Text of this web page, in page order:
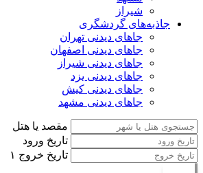
شیراز
جاذبه‌های گردشگری
جاهای دیدنی تهران
جاهای دیدنی اصفهان
جاهای دیدنی شیراز
جاهای دیدنی یزد
جاهای دیدنی کیش
جاهای دیدنی مشهد
مقصد یا هتل
تاریخ ورود
تاریخ خروج ۱